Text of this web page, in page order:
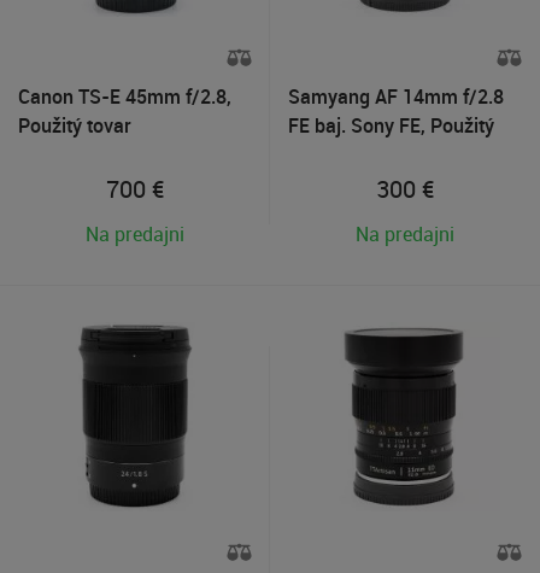
Canon TS-E 45mm f/2.8,
Použitý tovar
700 €
Na predajni
Samyang AF 14mm f/2.8
FE baj. Sony FE, Použitý
300 €
Na predajni